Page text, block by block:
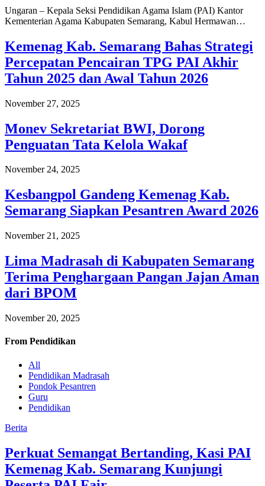
Ungaran – Kepala Seksi Pendidikan Agama Islam (PAI) Kantor
Kementerian Agama Kabupaten Semarang, Kabul Hermawan…
Kemenag Kab. Semarang Bahas Strategi
Percepatan Pencairan TPG PAI Akhir
Tahun 2025 dan Awal Tahun 2026
November 27, 2025
Monev Sekretariat BWI, Dorong
Penguatan Tata Kelola Wakaf
November 24, 2025
Kesbangpol Gandeng Kemenag Kab.
Semarang Siapkan Pesantren Award 2026
November 21, 2025
Lima Madrasah di Kabupaten Semarang
Terima Penghargaan Pangan Jajan Aman
dari BPOM
November 20, 2025
From Pendidikan
All
Pendidikan Madrasah
Pondok Pesantren
Guru
Pendidikan
Berita
Perkuat Semangat Bertanding, Kasi PAI
Kemenag Kab. Semarang Kunjungi